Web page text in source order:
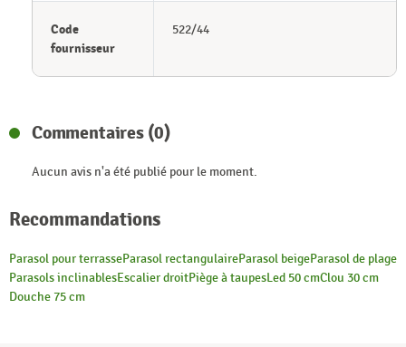
Code
fournisseur
522/44
Commentaires (0)
Aucun avis n'a été publié pour le moment.
Recommandations
Parasol pour terrasseParasol rectangulaireParasol beigeParasol de plage
Parasols inclinablesEscalier droitPiège à taupesLed 50 cmClou 30 cm
Douche 75 cm